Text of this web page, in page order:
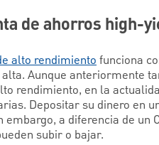
de ahorros high-
alto rendimientofunciona
Aunque anteriormente
rendimiento, en la
Depositar su dinero en
embargo, a diferencia de
subir o bajar.